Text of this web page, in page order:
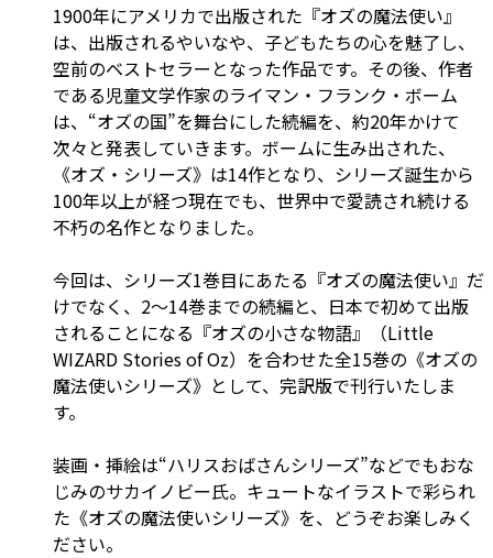
1900年にアメリカで出版された『オズの魔法使い』
は、出版されるやいなや、子どもたちの心を魅了し、
空前のベストセラーとなった作品です。その後、作者
である児童文学作家のライマン・フランク・ボーム
は、“オズの国”を舞台にした続編を、約20年かけて
次々と発表していきます。ボームに生み出された、
《オズ・シリーズ》は14作となり、シリーズ誕生から
100年以上が経つ現在でも、世界中で愛読され続ける
不朽の名作となりました。
今回は、シリーズ1巻目にあたる『オズの魔法使い』だ
けでなく、2～14巻までの続編と、日本で初めて出版
されることになる『オズの小さな物語』（Little
WIZARD Stories of Oz）を合わせた全15巻の《オズの
魔法使いシリーズ》として、完訳版で刊行いたしま
す。
装画・挿絵は“ハリスおばさんシリーズ”などでもおな
じみのサカイノビー氏。キュートなイラストで彩られ
た《オズの魔法使いシリーズ》を、どうぞお楽しみく
ださい。